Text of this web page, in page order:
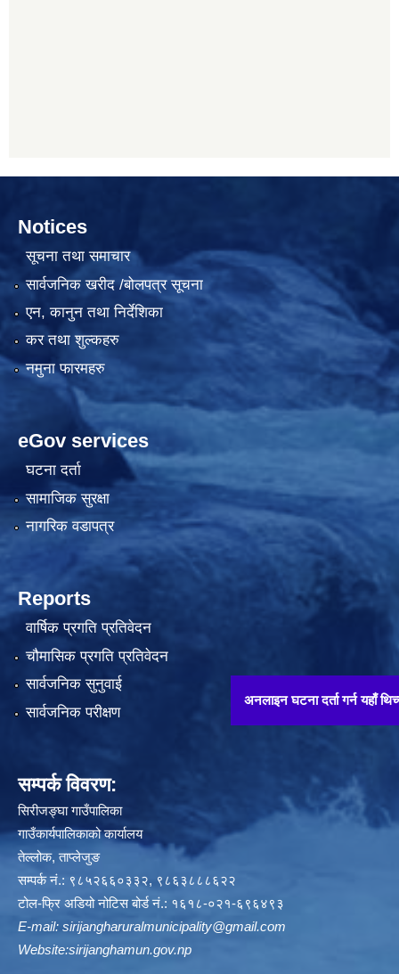
अनलाइन घटना दर्ता गर्न यहाँ थिच्नुहोस् !!
Notices
सूचना तथा समाचार
सार्वजनिक खरीद /बोलपत्र सूचना
एन, कानुन तथा निर्देशिका
कर तथा शुल्कहरु
नमुना फारमहरु
eGov services
घटना दर्ता
सामाजिक सुरक्षा
नागरिक वडापत्र
Reports
वार्षिक प्रगति प्रतिवेदन
चौमासिक प्रगति प्रतिवेदन
सार्वजनिक सुनुवाई
सार्वजनिक परीक्षण
सम्पर्क विवरण:
सिरीजङ्घा गाउँपालिका
गाउँकार्यपालिकाको कार्यालय
तेल्लोक, ताप्लेजुङ
सम्पर्क नं.: ९८५२६६०३३२, ९८६३८८८६२२
टोल-फ्रि अडियो नोटिस बोर्ड नं.: १६१८-०२१-६९६४९३
E-mail: sirijangharuralmunicipality@gmail.com
Website:sirijanghamun.gov.np